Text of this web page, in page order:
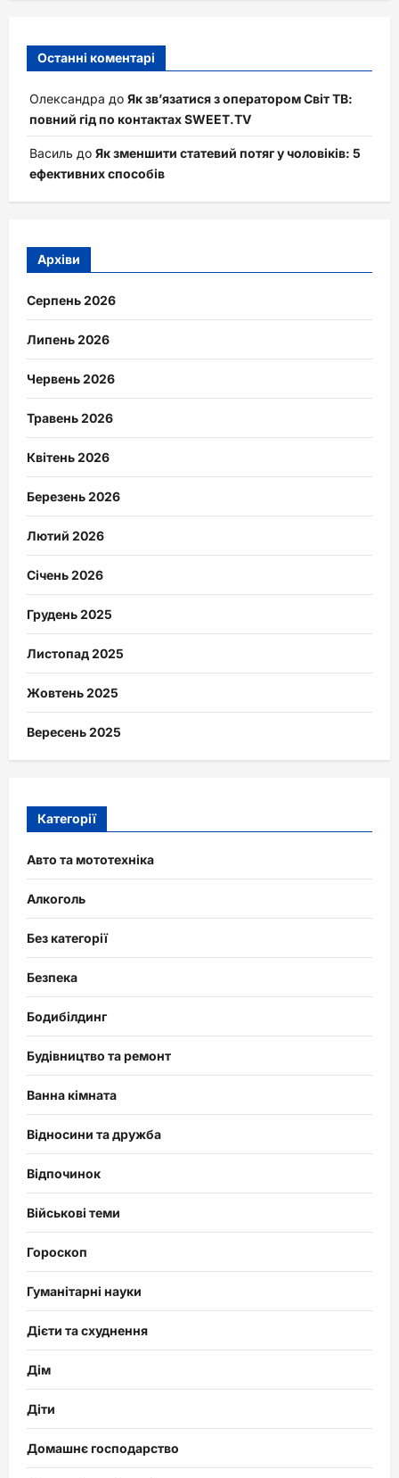
Останні коментарі
Олександра до Як зв’язатися з оператором Світ ТВ:
повний гід по контактах SWEET.TV
Василь до Як зменшити статевий потяг у чоловіків: 5
ефективних способів
Архіви
Серпень 2026
Липень 2026
Червень 2026
Травень 2026
Квітень 2026
Березень 2026
Лютий 2026
Січень 2026
Грудень 2025
Листопад 2025
Жовтень 2025
Вересень 2025
Категорії
Авто та мототехніка
Алкоголь
Без категорії
Безпека
Бодибілдинг
Будівництво та ремонт
Ванна кімната
Відносини та дружба
Відпочинок
Військові теми
Гороскоп
Гуманітарні науки
Дієти та схуднення
Дім
Діти
Домашнє господарство